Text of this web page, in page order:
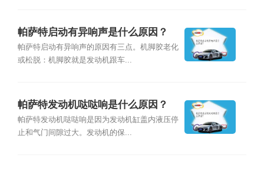
帕萨特启动有异响声是什么原因？
帕萨特启动有异响声的原因有三点。机脚胶老化
或松脱：机脚胶就是发动机跟车...
帕萨特发动机哒哒响是什么原因？
帕萨特发动机哒哒响是因为发动机缸盖内液压停
止和气门间隙过大。发动机的保...